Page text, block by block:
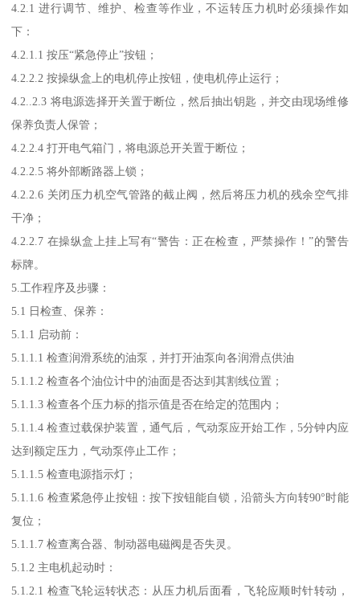
4.2.1 进行调节、维护、检查等作业，不运转压力机时必须操作如
下：
4.2.1.1 按压“紧急停止”按钮；
4.2.2.2 按操纵盒上的电机停止按钮，使电机停止运行；
4.2..2.3 将电源选择开关置于断位，然后抽出钥匙，并交由现场维修
保养负责人保管；
4.2.2.4 打开电气箱门，将电源总开关置于断位；
4.2.2.5 将外部断路器上锁；
4.2.2.6 关闭压力机空气管路的截止阀，然后将压力机的残余空气排
干净；
4.2.2.7 在操纵盒上挂上写有“警告：正在检查，严禁操作！”的警告
标牌。
5.工作程序及步骤：
5.1 日检查、保养：
5.1.1 启动前：
5.1.1.1 检查润滑系统的油泵，并打开油泵向各润滑点供油
5.1.1.2 检查各个油位计中的油面是否达到其割线位置；
5.1.1.3 检查各个压力标的指示值是否在给定的范围内；
5.1.1.4 检查过载保护装置，通气后，气动泵应开始工作，5分钟内应
达到额定压力，气动泵停止工作；
5.1.1.5 检查电源指示灯；
5.1.1.6 检查紧急停止按钮：按下按钮能自锁，沿箭头方向转90°时能
复位；
5.1.1.7 检查离合器、制动器电磁阀是否失灵。
5.1.2 主电机起动时：
5.1.2.1 检查飞轮运转状态：从压力机后面看，飞轮应顺时针转动，